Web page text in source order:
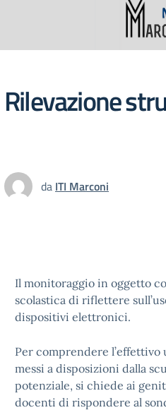
Rilevazione
da ITI Marconi
Il monitoraggio in oggetto
scolastica di riflettere
dispositivi elettronici.
Per comprendere
messi a disposizioni dalla
potenziale, si chiede ai
docenti di rispondere al